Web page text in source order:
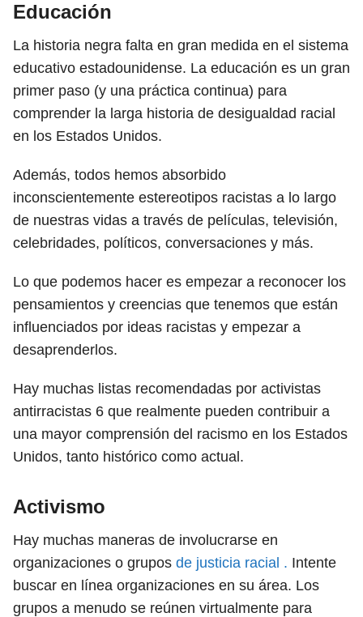
Educación
La historia negra falta en gran medida en el sistema
educativo estadounidense. La educación es un gran
primer paso (y una práctica continua) para
comprender la larga historia de desigualdad racial
en los Estados Unidos.
Además, todos hemos absorbido
inconscientemente estereotipos racistas a lo largo
de nuestras vidas a través de películas, televisión,
celebridades, políticos, conversaciones y más.
Lo que podemos hacer es empezar a reconocer los
pensamientos y creencias que tenemos que están
influenciados por ideas racistas y empezar a
desaprenderlos.
Hay muchas listas recomendadas por activistas
antirracistas 6 que realmente pueden contribuir a
una mayor comprensión del racismo en los Estados
Unidos, tanto histórico como actual.
Activismo
Hay muchas maneras de involucrarse en
organizaciones o grupos de justicia racial . Intente
buscar en línea organizaciones en su área. Los
grupos a menudo se reúnen virtualmente para